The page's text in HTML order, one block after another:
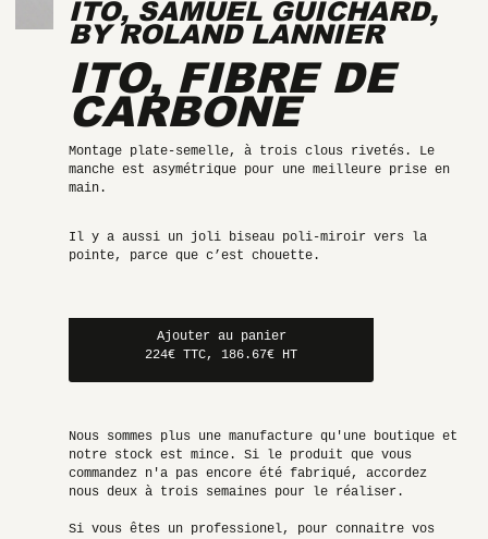
ITO, SAMUEL GUICHARD,
BY ROLAND LANNIER
ITO, FIBRE DE
CARBONE
Montage plate-semelle, à trois clous rivetés. Le
manche est asymétrique pour une meilleure prise en
main.
Il y a aussi un joli biseau poli-miroir vers la
pointe, parce que c’est chouette.
Ajouter au panier
224€ TTC, 186.67€ HT
Nous sommes plus une manufacture qu'une boutique et
notre stock est mince. Si le produit que vous
commandez n'a pas encore été fabriqué, accordez
nous deux à trois semaines pour le réaliser.
Si vous êtes un professionel, pour connaitre vos